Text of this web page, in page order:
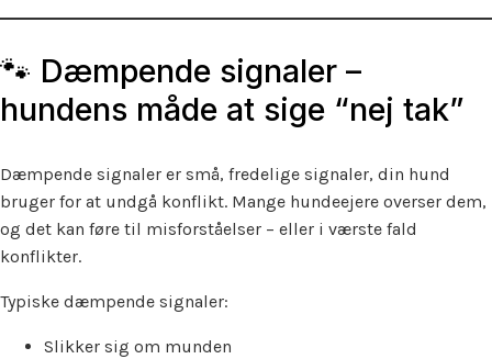
🐾 Dæmpende signaler –
hundens måde at sige “nej tak”
Dæmpende signaler er små, fredelige signaler, din hund
bruger for at undgå konflikt. Mange hundeejere overser dem,
og det kan føre til misforståelser – eller i værste fald
konflikter.
Typiske dæmpende signaler:
Slikker sig om munden